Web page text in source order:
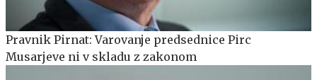
Pravnik Pirnat: Varovanje predsednice Pirc
Musarjeve ni v skladu z zakonom